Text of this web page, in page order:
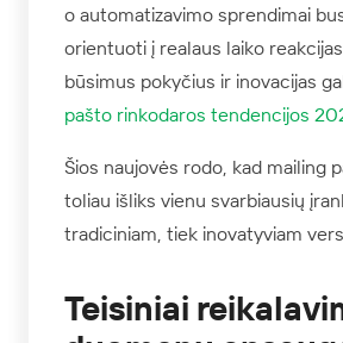
o automatizavimo sprendimai
orientuoti į realaus laiko
būsimus pokyčius ir inovacijas
pašto rinkodaros tendencijos
Šios naujovės rodo, kad mailing
toliau išliks vienu svarbiausių
tradiciniam, tiek inovatyviam
Teisiniai